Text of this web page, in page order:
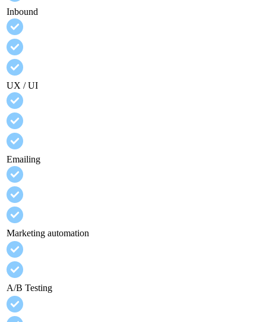
Inbound
UX / UI
Emailing
Marketing automation
A/B Testing